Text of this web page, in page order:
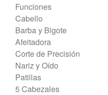
Funciones
Cabello
Barba y Bigote
Afeitadora
Corte de Precisión
Nariz y Oído
Patillas
5 Cabezales